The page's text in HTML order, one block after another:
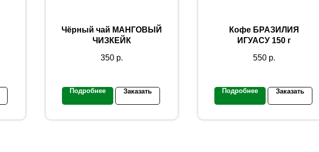
Чёрный чай МАНГОВЫЙ
ЧИЗКЕЙК
350 р.
Подробнее Заказать
Кофе БРАЗИЛИЯ
ИГУАСУ 150 г
550 р.
Подробнее Заказать